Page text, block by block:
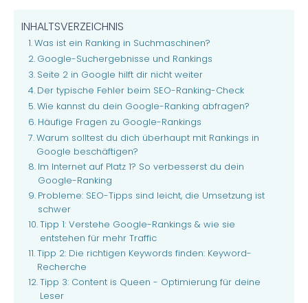
INHALTSVERZEICHNIS
Was ist ein Ranking in Suchmaschinen?
Google-Suchergebnisse und Rankings
Seite 2 in Google hilft dir nicht weiter
Der typische Fehler beim SEO-Ranking-Check
Wie kannst du dein Google-Ranking abfragen?
Häufige Fragen zu Google-Rankings
Warum solltest du dich überhaupt mit Rankings in
Google beschäftigen?
Im Internet auf Platz 1? So verbesserst du dein
Google-Ranking
Probleme: SEO-Tipps sind leicht, die Umsetzung ist
schwer
Tipp 1: Verstehe Google-Rankings & wie sie
entstehen für mehr Traffic
Tipp 2: Die richtigen Keywords finden: Keyword-
Recherche
Tipp 3: Content is Queen - Optimierung für deine
Leser